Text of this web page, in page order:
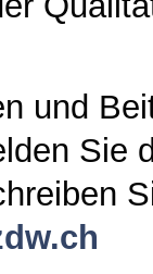
und
Sie